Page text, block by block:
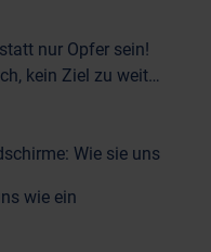
nur Opfer sein!
kein Ziel zu weit…
Wie sie uns
wie ein